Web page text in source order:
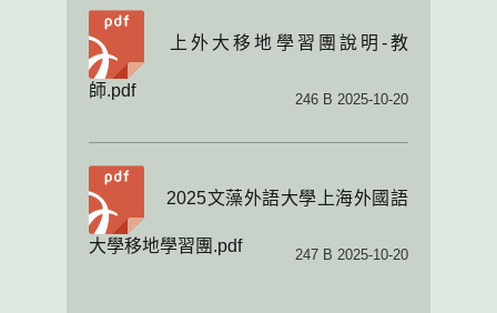
上外大移地學習團說明-教
師.pdf 246 B 2025-10-20
2025文藻外語大學上海外國語
大學移地學習團.pdf 247 B 2025-10-20